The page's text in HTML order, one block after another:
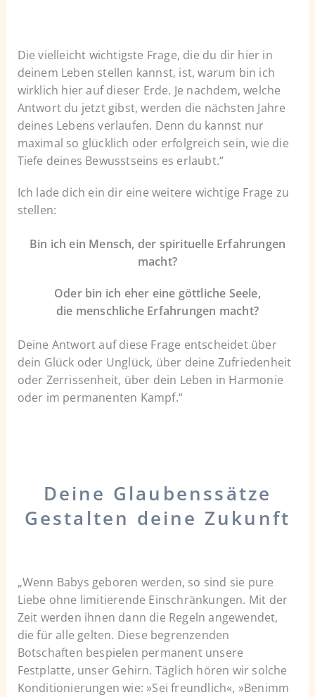
Die vielleicht wichtigste Frage, die du dir hier in
deinem Leben stellen kannst, ist, warum bin ich
wirklich hier auf dieser Erde. Je nachdem, welche
Antwort du jetzt gibst, werden die nächsten Jahre
deines Lebens verlaufen. Denn du kannst nur
maximal so glücklich oder erfolgreich sein, wie die
Tiefe deines Bewusstseins es erlaubt.“
Ich lade dich ein dir eine weitere wichtige Frage zu
stellen:
Bin ich ein Mensch, der spirituelle Erfahrungen
macht?
Oder bin ich eher eine göttliche Seele,
die menschliche Erfahrungen macht?
Deine Antwort auf diese Frage entscheidet über
dein Glück oder Unglück, über deine Zufriedenheit
oder Zerrissenheit, über dein Leben in Harmonie
oder im permanenten Kampf.“
Deine Glaubenssätze
Gestalten deine Zukunft
„Wenn Babys geboren werden, so sind sie pure
Liebe ohne limitierende Einschränkungen. Mit der
Zeit werden ihnen dann die Regeln angewendet,
die für alle gelten. Diese begrenzenden
Botschaften bespielen permanent unsere
Festplatte, unser Gehirn. Täglich hören wir solche
Konditionierungen wie: »Sei freundlich«, »Benimm